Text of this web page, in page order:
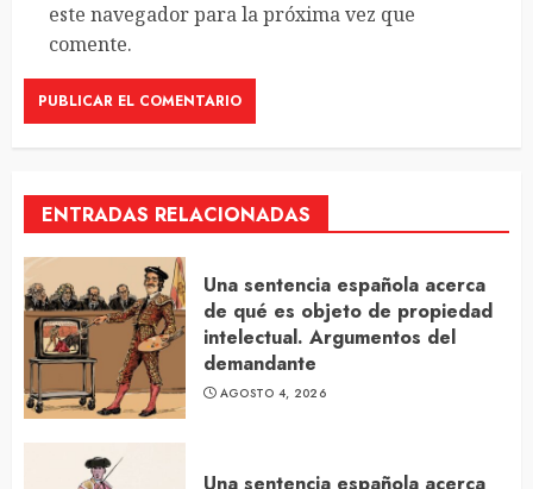
este navegador para la próxima vez que
comente.
ENTRADAS RELACIONADAS
Una sentencia española acerca
de qué es objeto de propiedad
intelectual. Argumentos del
demandante
AGOSTO 4, 2026